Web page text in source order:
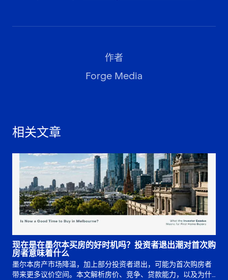
作者
Forge Media
相关文章
现在是在墨尔本买房的好时机吗？投资者退出潮对首次购
房者意味着什么
墨尔本房产市场降温，加上部分投资者退出，可能为首次购房者
带来更多议价空间。本文解析房价、竞争、贷款能力，以及为什